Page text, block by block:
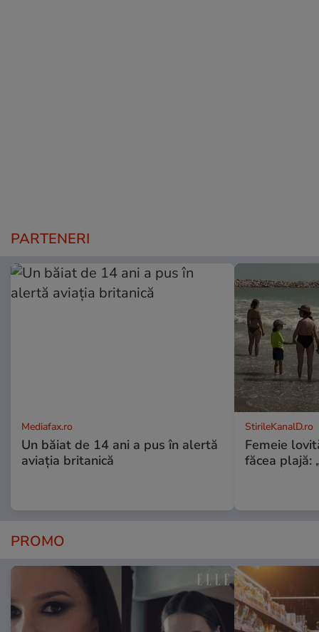
PARTENERI
Mediafax.ro
Un băiat de 14 ani a pus în alertă
aviația britanică
StirileKanalD.ro
Femeie
făcea plajă:
PROMO